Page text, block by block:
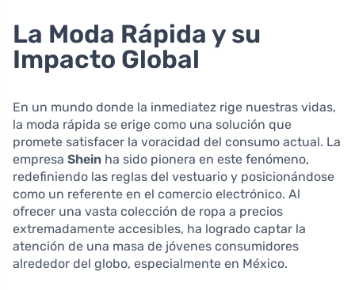
La Moda Rápida y su
Impacto Global
En un mundo donde la inmediatez rige nuestras vidas,
la moda rápida se erige como una solución que
promete satisfacer la voracidad del consumo actual. La
empresa Shein ha sido pionera en este fenómeno,
redefiniendo las reglas del vestuario y posicionándose
como un referente en el comercio electrónico. Al
ofrecer una vasta colección de ropa a precios
extremadamente accesibles, ha logrado captar la
atención de una masa de jóvenes consumidores
alrededor del globo, especialmente en México.